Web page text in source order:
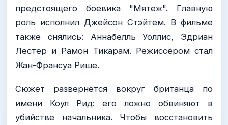
предстоящего боевика "Мятеж". Главную
роль исполнил Джейсон Стэйтем. В фильме
также снялись: Аннабелль Уоллис, Эдриан
Лестер и Рамон Тикарам. Режиссёром стал
Жан-Франсуа Рише.
Сюжет развернётся вокруг британца по
имени Коул Рид: его ложно обвиняют в
убийстве начальника. Чтобы восстановить